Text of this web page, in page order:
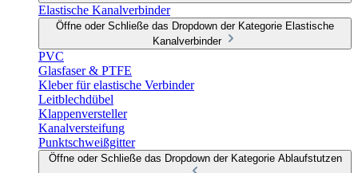
Elastische Kanalverbinder
Öffne oder Schließe das Dropdown der Kategorie Elastische
Kanalverbinder
PVC
Glasfaser & PTFE
Kleber für elastische Verbinder
Leitblechdübel
Klappenversteller
Kanalversteifung
Punktschweißgitter
Öffne oder Schließe das Dropdown der Kategorie Ablaufstutzen